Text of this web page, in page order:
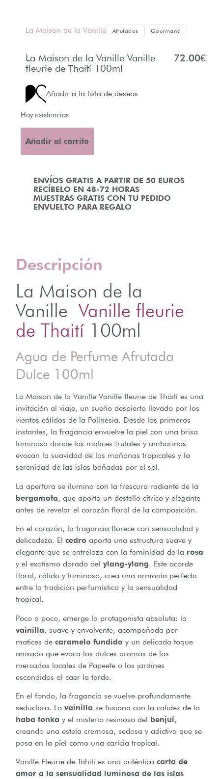
La Maison de la Vanille Afrutados Gourmand
La Maison de la Vanille Vanille
fleurie de Thaití 100ml
72.00€
Añadir a la lista de deseos
ENVÍOS GRATIS A PARTIR DE 50 EUROS
RECÍBELO EN 48-72 HORAS
MUESTRAS GRATIS CON TU PEDIDO
ENVUELTO PARA REGALO
Hay existencias
Añadir al carrito
Descripción
La Maison de la
VanilleVanille fleurie
de Thaití 100ml
Agua de Perfume Afrutada
Dulce 100ml
La Maison de la Vanille Vanille fleurie de Thaití es una
invitación al viaje, un sueño despierto llevado por los
vientos cálidos de la Polinesia. Desde los primeros
instantes, la fragancia envuelve la piel con una brisa
luminosa donde los matices frutales y ambarinos
evocan la suavidad de las mañanas tropicales y la
serenidad de las islas bañadas por el sol.
La apertura se ilumina con la frescura radiante de la
bergamota, que aporta un destello cítrico y elegante
antes de revelar el corazón floral de la composición.
En el corazón, la fragancia florece con sensualidad y
delicadeza. El cedro aporta una estructura suave y
elegante que se entrelaza con la feminidad de la rosa
y el exotismo dorado del ylang-ylang. Este acorde
floral, cálido y luminoso, crea una armonía perfecta
entre la tradición perfumística y la sensualidad
tropical.
Poco a poco, emerge la protagonista absoluta: la
vainilla, suave y envolvente, acompañada por
matices de caramelo fundido y un delicado toque
anisado que evoca los dulces aromas de los
mercados locales de Papeete o los jardines
escondidos al caer la tarde.
En el fondo, la fragancia se vuelve profundamente
seductora. La vainilla se fusiona con la calidez de la
haba tonka y el misterio resinoso del benjuí,
creando una estela cremosa, sedosa y adictiva que se
posa en la piel como una caricia tropical.
Vanille Fleurie de Tahiti es una auténtica carta de
amor a la sensualidad luminosa de las islas